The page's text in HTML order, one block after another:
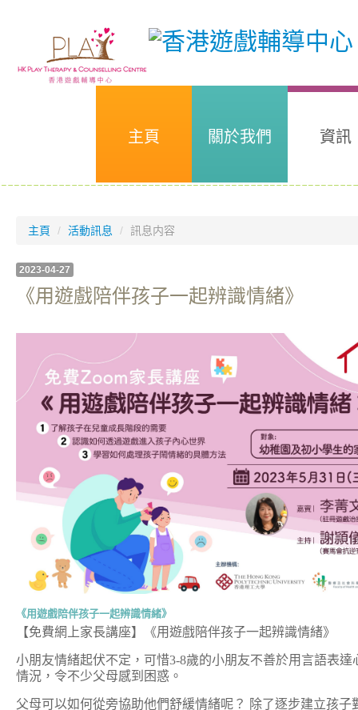
主頁 關於我們 資訊
主頁 / 活動訊息 / 訊息内容
2023-04-27
《用遊戲陪伴孩子一起辨識情緒》
《用遊戲陪伴孩子一起辨識情緒》
【免費網上家長講座】《用遊戲陪伴孩子一起辨識情緒》
小朋友情緒起伏不定，可惜3-8歲的小朋友不善於用言語表
情況，令不少父母感到困惑。
父母可以如何從旁協助他們舒緩情緒呢？ 除了逐步建立孩子